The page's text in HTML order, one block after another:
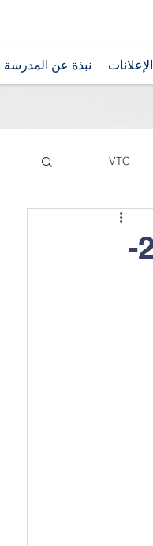
الإعلانات نبذة عن المدرسة
VTC
الطابور الصباحي لطلاب المهني للعام 2019-